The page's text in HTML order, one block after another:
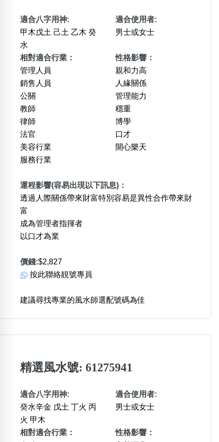
適合八字用神:
甲木戊土 己土 乙木 癸
水
適合使用者:
男士或女士
相對適合行業：
管理人員
銷售人員
公關
教師
律師
法官
美容行業
服務行業
性格影響：
親和力高
人緣關係
管理能力
穩重
博學
口才
開心樂天
運程影響(容易出現以下訊息)：
透過人際關係帶來財富特別容易是異性合作帶來財
富
成為管理者指揮者
以口才為業
價錢:$2,827
按此聯絡靚號專員
建議尋找專業的風水師選配號碼為佳
精選風水號: 61275941
適合八字用神:
癸水辛金 戊土 丁火 丙
火 甲木
適合使用者:
男士或女士
相對適合行業：
性格影響：